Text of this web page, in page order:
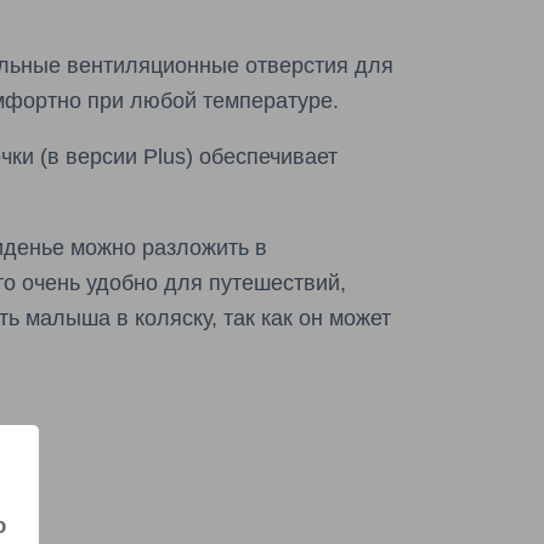
вентиляционные отверстия для
при любой температуре.
(в версии Plus) обеспечивает
можно разложить в
очень удобно для путешествий,
малыша в коляску, так как он может